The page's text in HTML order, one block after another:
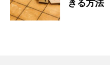
きる方法